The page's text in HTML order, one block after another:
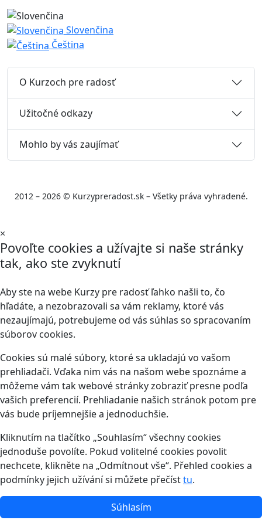
Slovenčina
Čeština
O Kurzoch pre radosť
Užitočné odkazy
Mohlo by vás zaujímať
2012 – 2026 © Kurzypreradost.sk – Všetky práva vyhradené.
×
Povoľte cookies a užívajte si naše stránky
tak, ako ste zvyknutí
Aby ste na webe Kurzy pre radosť ľahko našli to, čo
hľadáte, a nezobrazovali sa vám reklamy, ktoré vás
nezaujímajú, potrebujeme od vás súhlas so spracovaním
súborov cookies.
Cookies sú malé súbory, ktoré sa ukladajú vo vašom
prehliadači. Vďaka nim vás na našom webe spoznáme a
môžeme vám tak webové stránky zobraziť presne podľa
vašich preferencií. Prehliadanie našich stránok potom pre
vás bude príjemnejšie a jednoduchšie.
Kliknutím na tlačítko „Souhlasím“ všechny cookies
jednoduše povolíte. Pokud volitelné cookies povolit
nechcete, klikněte na „Odmítnout vše“. Přehled cookies a
podmínky jejich užívání si můžete přečísttu.
Súhlasím